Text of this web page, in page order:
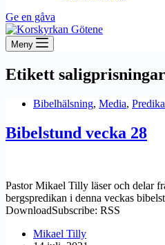
Ge en gåva
Meny
Etikett
Bibelhälsning, Media,
Bibelstund vecka 28
Pastor Mikael Tilly läser och delar
bergspredikan i denna veckas
DownloadSubscribe: RSS
Mikael Tilly